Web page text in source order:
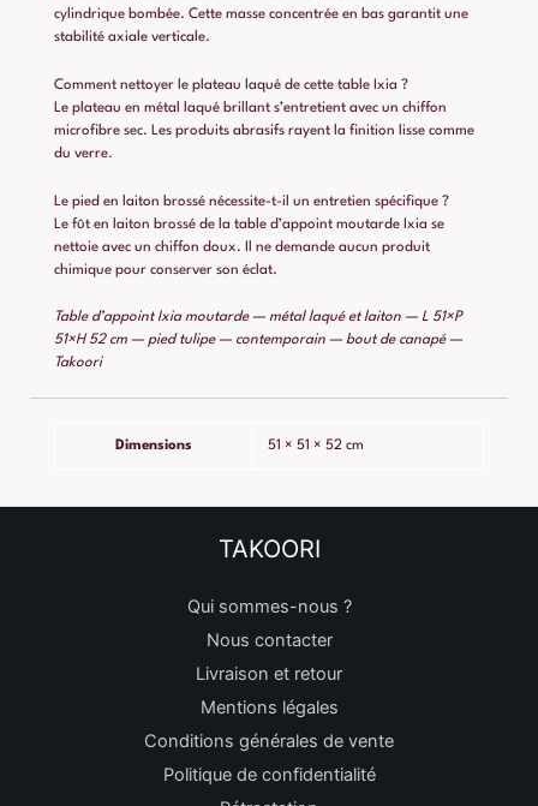
cylindrique bombée. Cette masse concentrée en bas garantit une
stabilité axiale verticale.
Comment nettoyer le plateau laqué de cette table Ixia ?
Le plateau en métal laqué brillant s’entretient avec un chiffon
microfibre sec. Les produits abrasifs rayent la finition lisse comme
du verre.
Le pied en laiton brossé nécessite-t-il un entretien spécifique ?
Le fût en laiton brossé de la table d’appoint moutarde Ixia se
nettoie avec un chiffon doux. Il ne demande aucun produit
chimique pour conserver son éclat.
Table d’appoint Ixia moutarde — métal laqué et laiton — L 51×P
51×H 52 cm — pied tulipe — contemporain — bout de canapé —
Takoori
Dimensions 51 × 51 × 52 cm
TAKOORI
Qui sommes-nous ?
Nous contacter
Livraison et retour
Mentions légales
Conditions générales de vente
Politique de confidentialité